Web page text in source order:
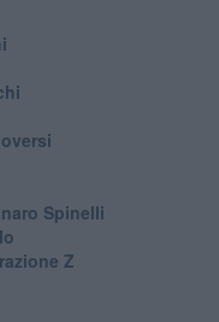
Spinelli
Z